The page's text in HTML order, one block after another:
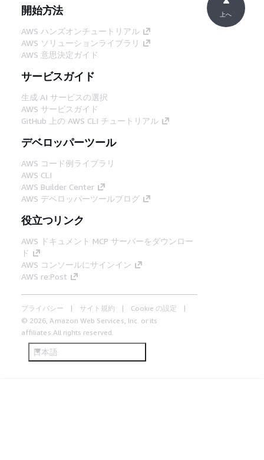
開始方法
AWS ハンズオンチュートリアル
AWS ソリューションライブラリ
AWS 意思決定ガイド
サービスガイド
生成 AI サービスの選択
AWS サービスガイド
GitHub 上の AWS CLI チュートリアル
デベロッパーツール
AWS コード例ライブラリ
AWS CLI
AWS Builder Center
AWS デベロッパーツールブログ
役立つリンク
AWS ドキュメント MCP サーバーをダウンロー
ド
AWS コンソールにサインイン
AWS re:Post
プライバシー サイト規約
Cookie の設定
© 2026, Amazon Web Services, Inc. or its
affiliates.All rights reserved.
日本語
上へ